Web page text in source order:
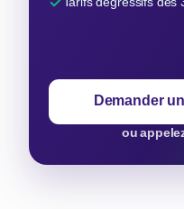
Demander
ou